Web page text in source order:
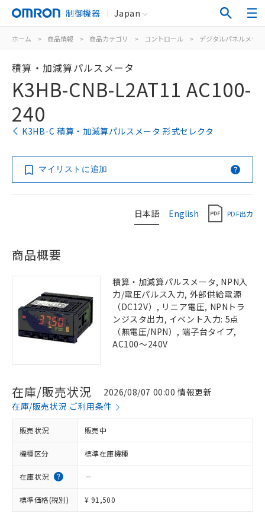
制御機器 Japan
ホーム > 商品情報 > 商品カテゴリ > コントロール > デジタルパネルメータ
積算・加減算パルスメータ
K3HB-CNB-L2AT11 AC100-
240
K3HB-C 積算・加減算パルスメータ 形式セレクタ
マイリストに追加
日本語 English PDF出力
商品概要
積算・加減算パルスメータ, NPN入
力/電圧パルス入力, 外部供給電源
（DC12V）, リニア電圧, NPNトラ
ンジスタ出力, イベント入力: 5点
（無電圧/NPN）, 端子台タイプ,
AC100～240V
在庫/販売状況
2026/08/07 00:00 情報更新
在庫/販売状況 ご利用条件
販売状況 販売中
機種区分 標準在庫機種
在庫状況 －
標準価格(税別) ¥ 91,500